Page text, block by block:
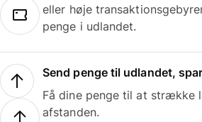
eller høje
penge i udlandet.
Send penge til udlandet,
Få dine penge til at strække
afstanden.